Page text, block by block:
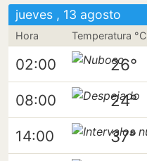
jueves , 13 agosto
Hora Temperatura °C
02:00 26°
08:00 24°
14:00 37°